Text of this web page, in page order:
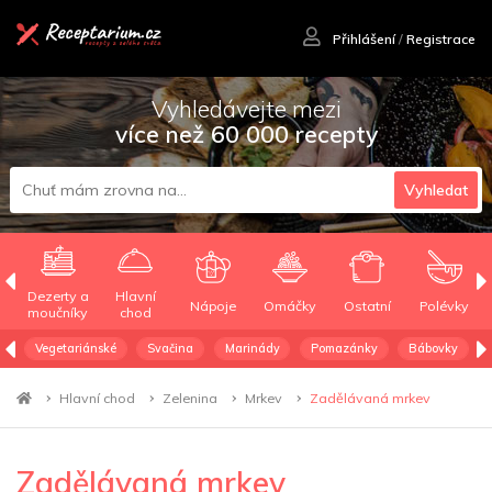
Přihlášení/ Registrace
Vyhledávejte mezi
více než 60 000 recepty
Vyhledat
Dezerty a
moučníky
Hlavní
chod
Nápoje Omáčky Ostatní Polévky
Vegetariánské Svačina Marinády Pomazánky Bábovky
Hlavní chod Zelenina Mrkev Zadělávaná mrkev
Zadělávaná mrkev